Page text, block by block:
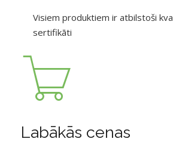
Visiem produktiem ir atbilstoši
sertifikāti
Labākās cenas